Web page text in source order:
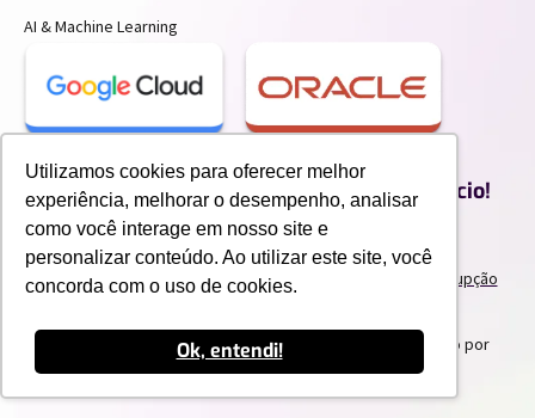
Utilizamos cookies para oferecer melhor
experiência, melhorar o desempenho, analisar
como você interage em nosso site e
personalizar conteúdo. Ao utilizar este site, você
concorda com o uso de cookies.
Ok, entendi!
AI & Machine Learning
Receba insights gratuitos e gere mais
produtividade e economia para o seu negócio!
Inscreva-se para receber nossos conteúdos exclusivos.
2025 IPNET by Vivo. Todos os direitos reservados. Criado por
Innuvem Consultoria
Termos de uso e Politicas de Privacidade
Politicas Anticorrupção